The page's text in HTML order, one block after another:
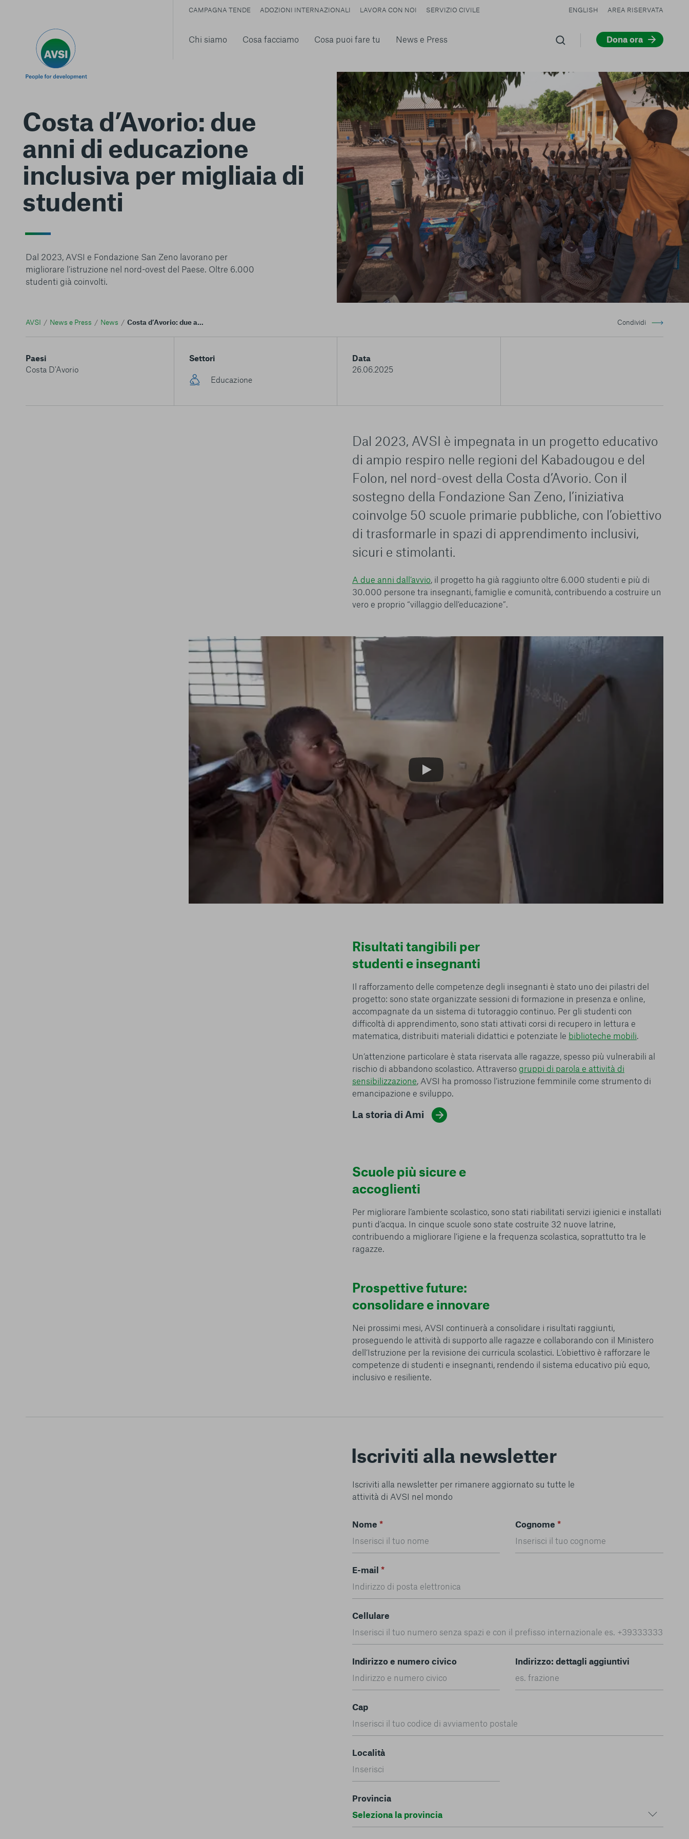
Centro preferenze sulla privacy
I cookie e altre tecnologie simili sono una parte fondamentale del funzionamento
della nostra Piattaforma. L’obiettivo principale dei cookie è rendere l’esperienza di
navigazione più comoda ed efficiente, nonché consentirci di migliorare i nostri
pubblicità che risulti interessante per l’utente quando visita i siti Web e le app di
terzi. Qui sono disponibili tutte le informazioni sui cookie che utilizziamo e sarà
Piattaforma e il suo funzionamento. Premendo “Conferma le mie scelte”, la
selezione relativa ai cookie effettuata verrà salvata. Se non è stata selezionata
alcuna opzione, premere questo pulsante equivarrà a rifiutare tutti i cookie. Per
ulteriori informazioni, è possibile consultare la nostra
Chi siamo Cosa facciamo Cosa puoi fare tu News e Press Dona ora
CAMPAGNA TENDE ADOZIONI INTERNAZIONALI LAVORA CON NOI SERVIZIO CIVILE ENGLISH AREA RISERVATA
Costa d’Avorio: due
anni di educazione
inclusiva per migliaia di
studenti
Dal 2023, AVSI e Fondazione San Zeno lavorano per
migliorare l’istruzione nel nord-ovest del Paese. Oltre 6.000
studenti già coinvolti.
AVSI News e Press News Costa d’Avorio: due anni di educazione inclusiva per migliaia di studenti Condividi
Paesi
Costa D'Avorio
Settori
Educazione
Data
26.06.2025
Dal 2023, AVSI è impegnata in un progetto educativo
di ampio respiro nelle regioni del Kabadougou e del
Folon, nel nord-ovest della Costa d’Avorio. Con il
sostegno della Fondazione San Zeno, l’iniziativa
coinvolge 50 scuole primarie pubbliche, con l’obiettivo
di trasformarle in spazi di apprendimento inclusivi,
sicuri e stimolanti.
A due anni dall’avvio, il progetto ha già raggiunto oltre 6.000 studenti e più di
30.000 persone tra insegnanti, famiglie e comunità, contribuendo a costruire un
vero e proprio “villaggio dell’educazione”.
Risultati tangibili per
studenti e insegnanti
Il rafforzamento delle competenze degli insegnanti è stato uno dei pilastri del
progetto: sono state organizzate sessioni di formazione in presenza e online,
accompagnate da un sistema di tutoraggio continuo. Per gli studenti con
difficoltà di apprendimento, sono stati attivati corsi di recupero in lettura e
matematica, distribuiti materiali didattici e potenziate le biblioteche mobili
Un’attenzione particolare è stata riservata alle ragazze, spesso più vulnerabili al
rischio di abbandono scolastico. Attraverso gruppi di parola e attività di
sensibilizzazione , AVSI ha promosso l’istruzione femminile come strumento di
emancipazione e sviluppo.
La storia di Ami
Scuole più sicure e
accoglienti
Per migliorare l’ambiente scolastico, sono stati riabilitati servizi igienici e installati
punti d’acqua. In cinque scuole sono state costruite 32 nuove latrine,
contribuendo a migliorare l’igiene e la frequenza scolastica, soprattutto tra le
ragazze.
Prospettive future:
consolidare e innovare
Nei prossimi mesi, AVSI continuerà a consolidare i risultati raggiunti,
proseguendo le attività di supporto alle ragazze e collaborando con il Ministero
dell’Istruzione per la revisione dei curricula scolastici. L’obiettivo è rafforzare le
competenze di studenti e insegnanti, rendendo il sistema educativo più equo,
inclusivo e resiliente.
Iscriviti alla newsletter
Iscriviti alla newsletter per rimanere aggiornato su tutte le
attività di AVSI nel mondo
Nome * Cognome *
E-mail *
Cellulare
Indirizzo e numero civico Indirizzo: dettagli aggiuntivi
Cap
Località
Provincia